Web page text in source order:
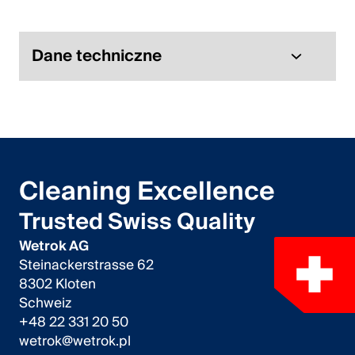
Deutsch
English
English
Szwecja
Svenska
English
Dane techniczne
Cleaning Excellence
Trusted Swiss Quality
Wetrok AG
Steinackerstrasse 62
8302 Kloten
Schweiz
+48 22 331 20 50
wetrok@wetrok.pl